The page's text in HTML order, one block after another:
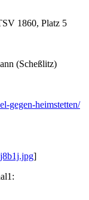
1860, Platz 5
(Scheßlitz)
gegen-heimstetten/
]